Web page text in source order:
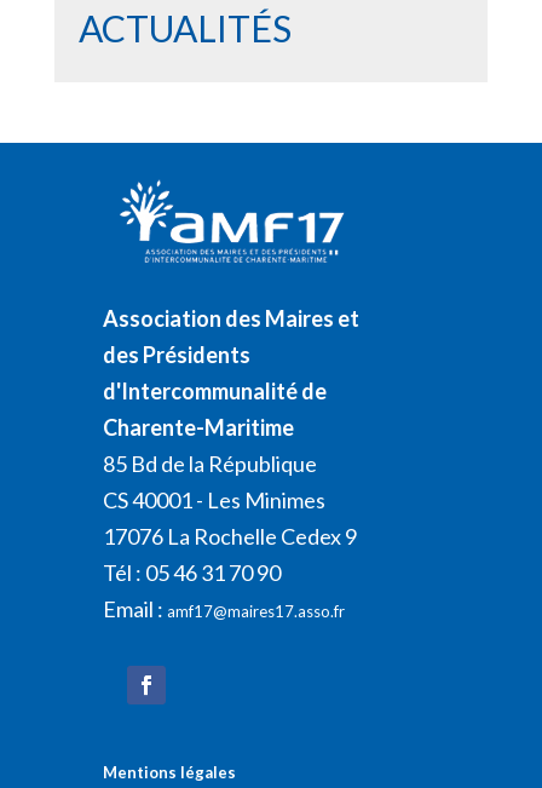
ACTUALITÉS
Association des Maires et
des Présidents
d'Intercommunalité de
Charente-Maritime
85 Bd de la République
CS 40001 - Les Minimes
17076 La Rochelle Cedex 9
Tél : 05 46 31 70 90
Email : amf17@maires17.asso.fr
Mentions légales